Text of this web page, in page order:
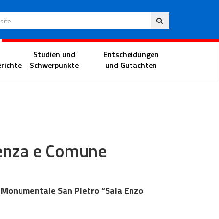
Deu
Richterportal
Studien und
Schwerpunkte
Entscheidungen
und Gutachten
e Comune
Monumentale San Pietro “Sala Enzo